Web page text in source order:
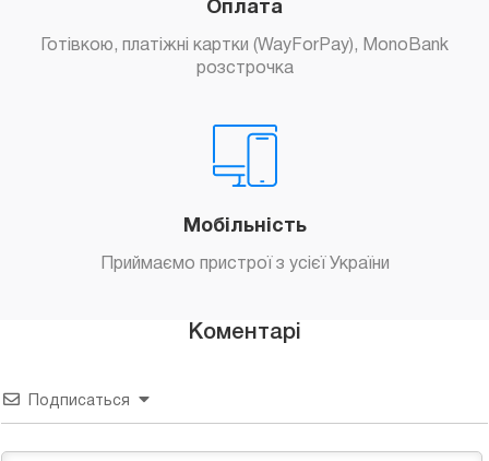
Оплата
Готівкою, платіжні картки (WayForPay), MonoBank
розстрочка
Мобільність
Приймаємо пристрої з усієї України
Коментарі
Подписаться